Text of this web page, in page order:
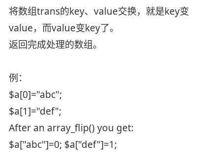
将数组trans的key、value交换，就是key变
value，而value变key了。
返回完成处理的数组。
例：
$a[0]="abc";
$a[1]="def";
After an array_flip() you get:
$a["abc"]=0; $a["def"]=1;